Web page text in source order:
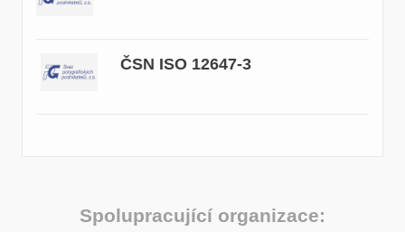
ČSN ISO 12647-3
Spolupracující organizace: